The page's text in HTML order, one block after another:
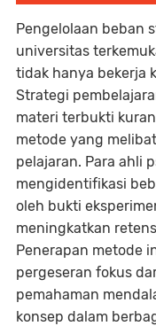
Pengelolaan beban
universitas
tidak hanya bekerja
Strategi
materi terbukti
metode yang
pelajaran. Para ahli
mengidentifikasi
oleh bukti
meningkatkan
Penerapan metode
pergeseran fokus
pemahaman
konsep dalam